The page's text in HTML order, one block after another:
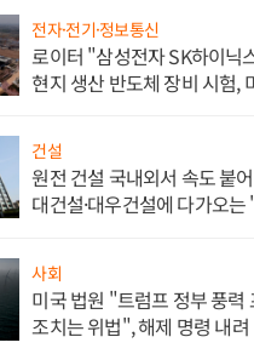
전자·전기·정보통신
로이터 "삼성전자 SK하이닉
현지 생산 반도체 장비 시험,
건설
원전 건설 국내외서 속도 붙
대건설·대우건설에 다가오
사회
미국 법원 "트럼프 정부 풍력
조치는 위법", 해제 명령 내려